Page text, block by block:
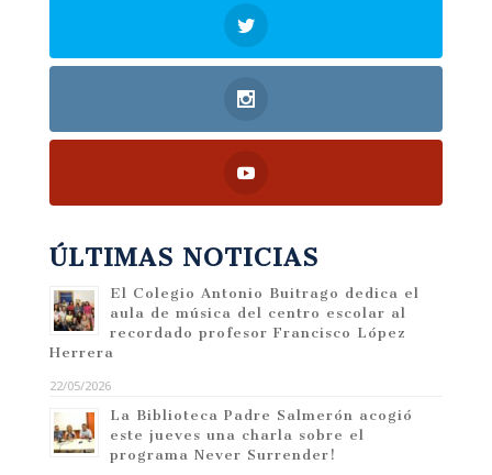
ÚLTIMAS NOTICIAS
El Colegio Antonio Buitrago dedica el
aula de música del centro escolar al
recordado profesor Francisco López
Herrera
22/05/2026
La Biblioteca Padre Salmerón acogió
este jueves una charla sobre el
programa Never Surrender!